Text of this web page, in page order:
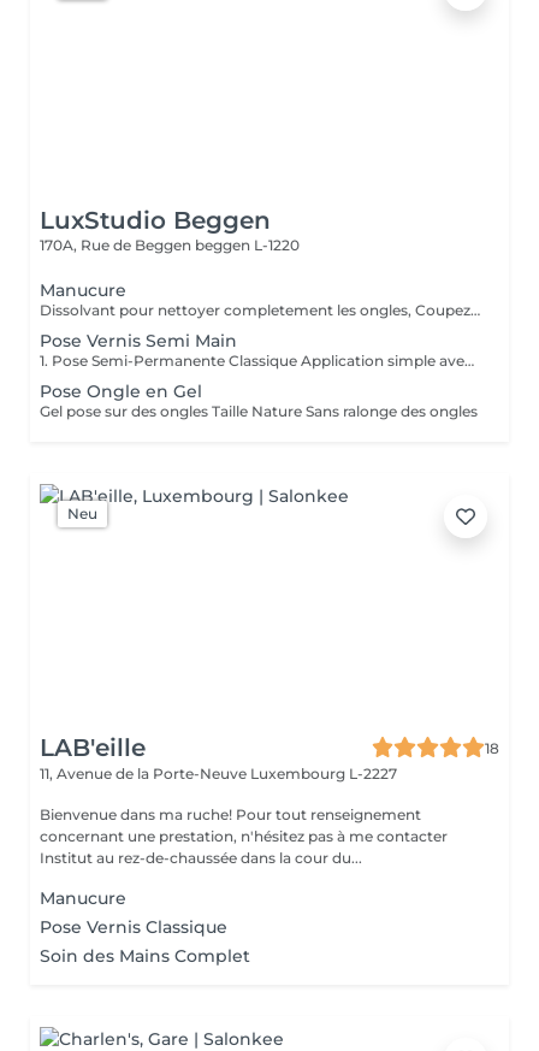
LuxStudio Beggen
170A, Rue de Beggen beggen L-1220
Manucure
Dissolvant pour nettoyer completement les ongles, Coupez et Modelez les ongles avec une lime, Mouillez les mains quelques minutes pour ramollir les cuticules, Pousses les Cuticules avec batone pour repousser doucement vers l'arrière et coupez les excès, Hydratez les Mains avec crème et les cuticules pour maintenir la peau douce, Appliquez une base transparent pour protéger les ongles. Attendez suffisamment de tempos pour sèche.
Pose Vernis Semi Main
1. Pose Semi-Permanente Classique Application simple avec une fine couche de base. Idéale pour celles qui souhaitent de la couleur, de la brillance et un léger renfort. Tenue moyenne 2 semaines. 2. Pose Semi + Renfort Combinaison d'une base classique avec une couche de renfort. Offre une meilleure résistance que le semi-permanent classique, parfaite pour les ongles naturels. Moyenne Tenue de 2 à 3 semaines. 3. Pose Semi + Fiber Ultra Base classique combinée à un gel enrichi en fibres, idéale pour les ongles fragiles ou nécessitant un renforcement supplémentaire. Tenue Moyenne 3 à 4 semaines.
Pose Ongle en Gel
Gel pose sur des ongles Taille Nature Sans ralonge des ongles
Neu
LAB'eille
18
11, Avenue de la Porte-Neuve Luxembourg L-2227
Bienvenue dans ma ruche! Pour tout renseignement
concernant une prestation, n'hésitez pas à me contacter
Institut au rez-de-chaussée dans la cour du...
Manucure
Pose Vernis Classique
Soin des Mains Complet